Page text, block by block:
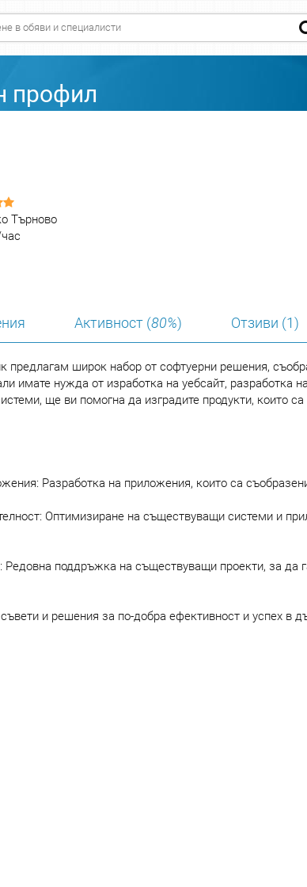
профил
Търново
Активност (80%) Отзиви (1)
предлагам широк набор от софтуерни решения,
имате нужда от изработка на уебсайт, разработка
ще ви помогна да изградите продукти, които
Разработка на приложения, които са
Оптимизиране на съществуващи системи и
поддръжка на съществуващи проекти, за да
и решения за по-добра ефективност и успех в
консултация и заедно ще изградим софтуер,